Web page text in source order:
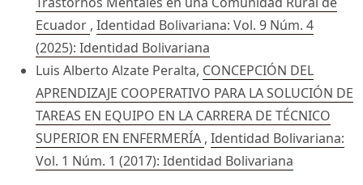
Ecuador , Identidad Bolivariana: Vol. 9 Núm. 4
(2025): Identidad Bolivariana
Luis Alberto Alzate Peralta, CONCEPCIÓN DEL
APRENDIZAJE COOPERATIVO PARA LA SOLUCIÓN DE
TAREAS EN EQUIPO EN LA CARRERA DE TÉCNICO
SUPERIOR EN ENFERMERÍA , Identidad Bolivariana:
Vol. 1 Núm. 1 (2017): Identidad Bolivariana